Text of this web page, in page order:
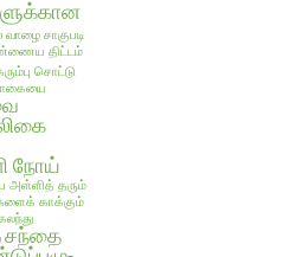
சாகுபடி
திட்டம்
சொட்டு
நோய்
அள்ளித் தரும்
காக்கும்
சந்தை